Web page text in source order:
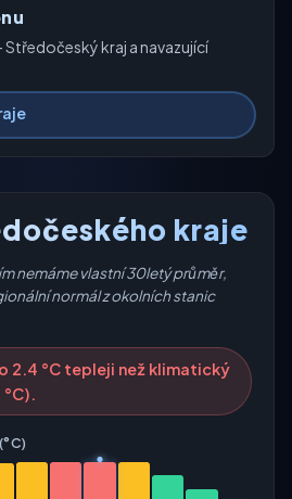
kraj a navazující
kraje
nemáme vlastní 30letý průměr,
normál z okolních stanic
2.4 °C tepleji než klimatický